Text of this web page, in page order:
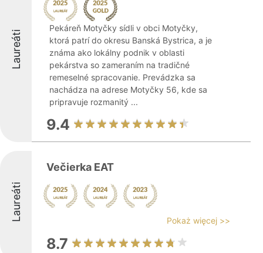
Laureáti
Pekáreň Motyčky sídli v obci Motyčky,
ktorá patrí do okresu Banská Bystrica, a je
známa ako lokálny podnik v oblasti
pekárstva so zameraním na tradičné
remeselné spracovanie. Prevádzka sa
nachádza na adrese Motyčky 56, kde sa
pripravuje rozmanitý ...
9.4
Laureáti
Večierka EAT
Pokaż więcej >>
8.7